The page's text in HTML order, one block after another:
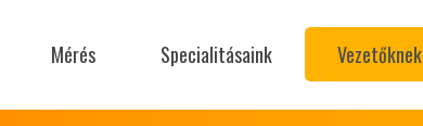
Mérés Specialitásaink Vezetőknek